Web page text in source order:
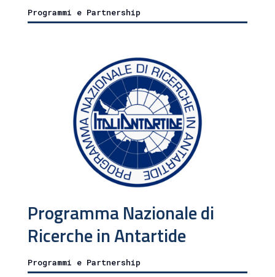
Programmi e Partnership
Programma Nazionale di
Ricerche in Antartide
Programmi e Partnership